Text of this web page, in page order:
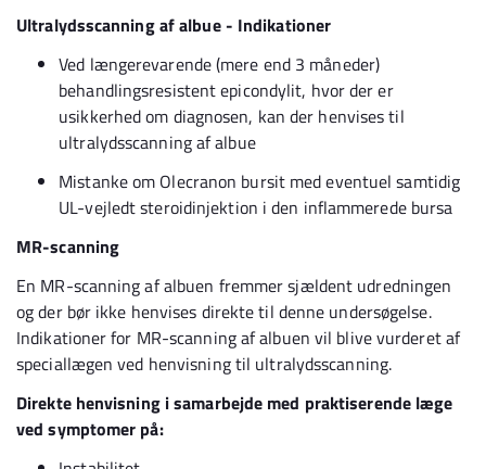
Ultralydsscanning af albue - Indikationer
Ved længerevarende (mere end 3 måneder)
behandlingsresistent epicondylit, hvor der er
usikkerhed om diagnosen, kan der henvises til
ultralydsscanning af albue
Mistanke om Olecranon bursit med eventuel samtidig
UL-vejledt steroidinjektion i den inflammerede bursa
MR-scanning
En MR-scanning af albuen fremmer sjældent udredningen
og der bør ikke henvises direkte til denne undersøgelse.
Indikationer for MR-scanning af albuen vil blive vurderet af
speciallægen ved henvisning til ultralydsscanning.
Direkte henvisning i samarbejde med praktiserende læge
ved symptomer på: